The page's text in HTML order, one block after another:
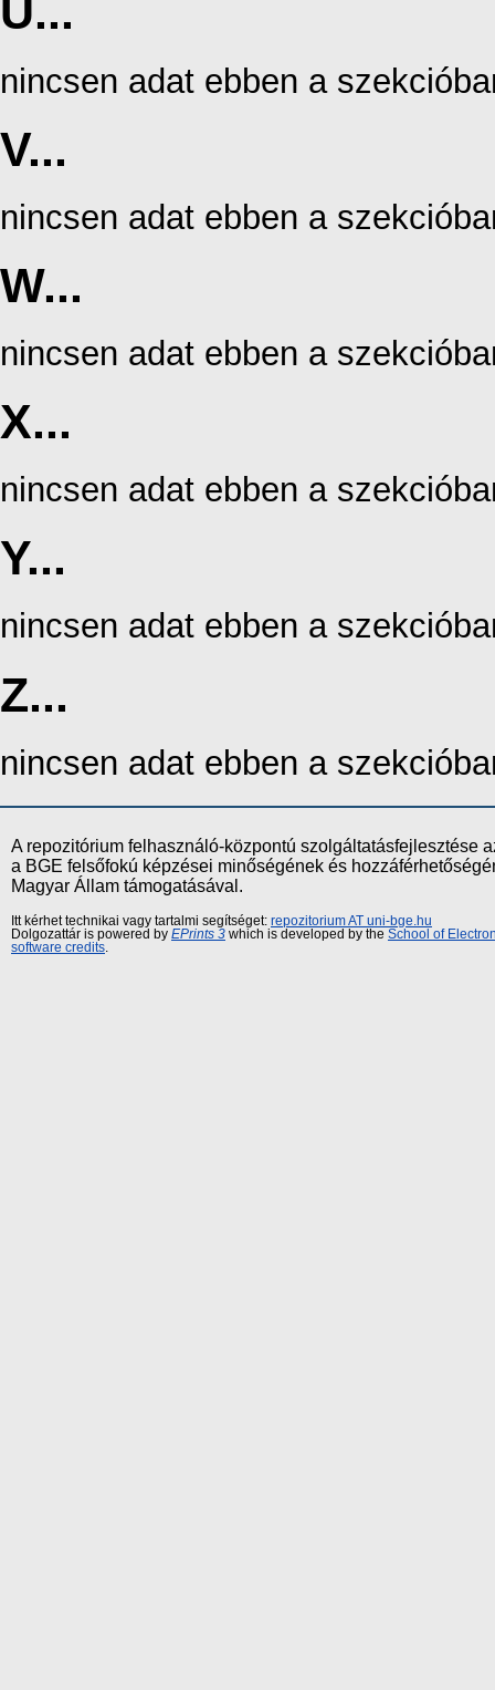
U...
nincsen adat ebben a
V...
nincsen adat ebben a
W...
nincsen adat ebben a
X...
nincsen adat ebben a
Y...
nincsen adat ebben a
Z...
nincsen adat ebben a
A repozitórium felhasználó-központú szolgáltatásfejlesztése
a BGE felsőfokú képzései minőségének és
Magyar Állam támogatásával.
Itt kérhet technikai vagy tartalmi segítséget: repozitorium AT uni-bge.hu
Dolgozattár is powered by EPrints 3 which is developed by the School of
software credits